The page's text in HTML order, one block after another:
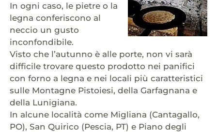
In ogni caso, le pietre o la
legna conferiscono al
neccio un gusto
inconfondibile.
Visto che l’autunno è alle porte, non vi sarà
difficile trovare questo prodotto nei panifici
con forno a legna e nei locali più caratteristici
sulle Montagne Pistoiesi, della Garfagnana e
della Lunigiana.
In alcune località come Migliana (Cantagallo,
PO), San Quirico (Pescia, PT) e Piano degli